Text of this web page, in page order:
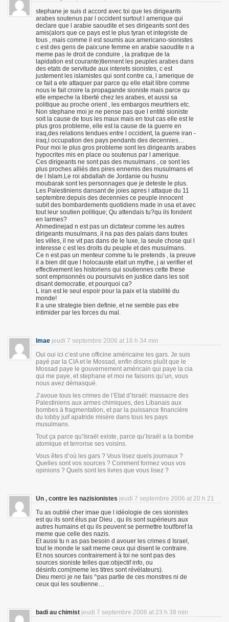
stephane je suis d accord avec toi que les dirigeants
arabes soutenus par l occident surtout l amerique qui
declare que l arabie saoudite et ses dirigeants sont des
amis(alors que ce pays est le plus tyran et integriste de
tous , mais comme il est soumis aux americano-sionistes
c est des gens de paix:une femme en arabie saoudite n a
meme pas le droit de conduire , la pratique de la
lapidation est courante)tiennent les peuples arabes dans
des etats de servitude aux interets sionistes, c est
justement les islamistes qui sont contre ca, l amerique de
ce fait a ete attaquer par parce qu elle etait libre comme
nous le fait croire la propagande sioniste mais parce qu
elle empeche la liberté chez les arabes, et aussi sa
politique au proche orient , les embargos meurtriers etc.
Non stephane moi je ne pense pas que l entité sioniste
soit la cause de tous les maux mais en tout cas elle est le
plus gros probleme, elle est la cause de la guerre en
iraq,des relations tendues entre l occident, la guerre iran -
iraq,l occupation des pays pendants des decennies…
Pour moi le plus gros probleme sont les dirigeants arabes
hypocrites mis en place ou soutenus par l amerique.
Ces dirigeants ne sont pas des musulmans , ce sont les
plus proches alliés des pires ennemis des musulmans et
de l Islam.Le roi abdallah de Jordanie ou husnu
moubarak sont les personnages que je deteste le plus.
Les Palestiniens dansant de joies apres l attaque du 11
septembre:depuis des decennies ce peuple innocent
subit des bombardements quotidiens made in usa et avec
tout leur soutien politique; Qu attendais tu?qu ils fondent
en larmes?
Ahmedinejad n est pas un dictateur comme les autres
dirigeants musulmans, il na pas des palais dans toutes
les villes, il ne vit pas dans de le luxe, la seule chose qui l
interesse c est les droits du peuple et des musulmans.
Ce n est pas un menteur comme tu le pretends , la preuve
il a bien dit que l holocauste etait un mythe, j ai verifier et
effectivement les historiens qui soutiennes cette these
sont emprisonnés ou poursuivis en justice dans les soit
disant democratie, et pourquoi ca?
L iran est le seul espoir pour la paix et la stabilité du
monde!
Il a une strategie bien definie, et ne semble pas etre
intimider par les forces du mal.
lmae jeudi 7 septembre 2006 at 16 h 34 min
Oui oui ici c’est une officine américaine les gars. Je suis
payé par la CIA et le Mossad, enfin disons pluôt que le
Mossad paye le gouvernement américain qui paye la cia
qui me paye, et stephane et moi ne faisons qu’un, vous
nous avez démasqué.
J’avoue tous les crimes de l’Etat d’Israël: massacre des
Palestiniens aux armes chimiques, des Libanais aux
bombes à fragmentation, et par la puissance financière
du lobby juif apatride misère dans tous les pays
musulmans.
Tout ça parce qu’Israël existe, parce qu’Israël a la bombe
atomique et terrorise ses voisins.
Vous êtes d’où les gars ? Vous lisez quels journaux ?
Quelles sont vos sources ? Comment formez vous vos
opinions ? Quels sont les livres que vous lisez ?
Un , contre les nazisionistes jeudi 7 septembre 2006 at 20 h 21
min
Tu as oublié cher imae que l idéologie de ces sionistes
est qu ils sont élus par Dieu , qu ils sont supérieurs aux
autres humains et qu ils peuvent se permettre tout!bref la
meme que celle des nazis.
Et aussi tu n as pas besoin d avouer les crimes d Israel,
tout le monde le sait meme ceux qui disent le contraire.
Et nos sources contrairement à toi ne sont pas des
sources sioniste telles que:objectif info, ou
désinfo.com(meme les titres sont révélateurs).
Dieu merci je ne fais ^pas partie de ces monstres ni de
ceux qui les soutienne…
badi au chimist jeudi 7 septembre 2006 at 23 h 38 min